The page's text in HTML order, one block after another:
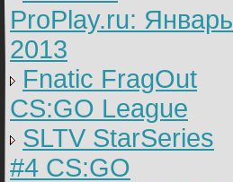
ProPlay.ru: Январь
2013
Fnatic FragOut
CS:GO League
SLTV StarSeries
#4 CS:GO